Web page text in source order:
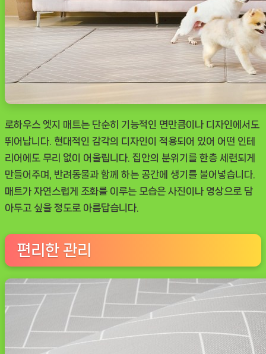
로하우스 엣지 매트는 단순히 기능적인 면만큼이나 디자인에서도
뛰어납니다. 현대적인 감각의 디자인이 적용되어 있어 어떤 인테
리어에도 무리 없이 어울립니다. 집안의 분위기를 한층 세련되게
만들어주며, 반려동물과 함께 하는 공간에 생기를 불어넣습니다.
매트가 자연스럽게 조화를 이루는 모습은 사진이나 영상으로 담
아두고 싶을 정도로 아름답습니다.
편리한 관리